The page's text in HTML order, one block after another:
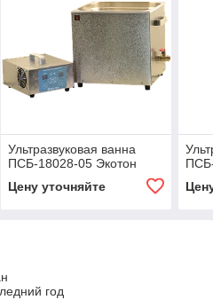
Ультразвуковая ванна
ПСБ-18028-05 Экотон
Цену уточняйте
год